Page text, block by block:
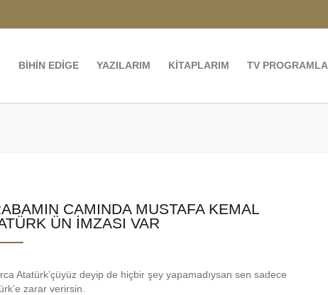
BİHİN EDİGE YAZILARIM KİTAPLARIM TV
CAMINDA MUSTAFA KEMAL
ÜN İMZASI VAR
Atatürk’çüyüz deyip de hiçbir şey yapamadıysan sen sadece
zarar verirsin.